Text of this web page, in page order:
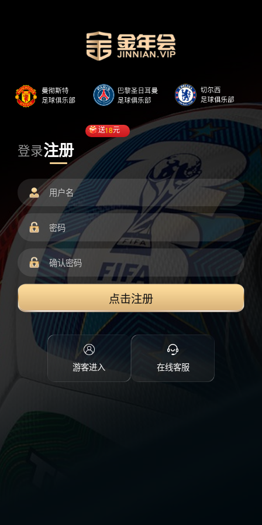
登录注册
送18元
点击注册
游客进入 在线客服